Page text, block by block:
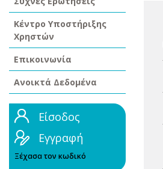
Κέντρο Υποστήριξης
Χρηστών
Επικοινωνία
Ανοικτά Δεδομένα
Είσοδος
Εγγραφή
Ξέχασα τον κωδικό